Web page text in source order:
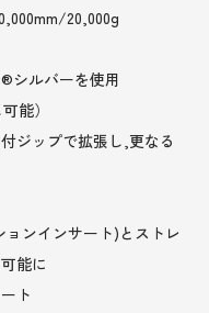
20,000g
シルバーを使用
能）
ジップで拡張し,更なる
ョンインサート)とストレ
能に
ト